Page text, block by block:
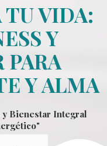
VIDA:
Y
PARA
Y ALMA
Bienestar Integral